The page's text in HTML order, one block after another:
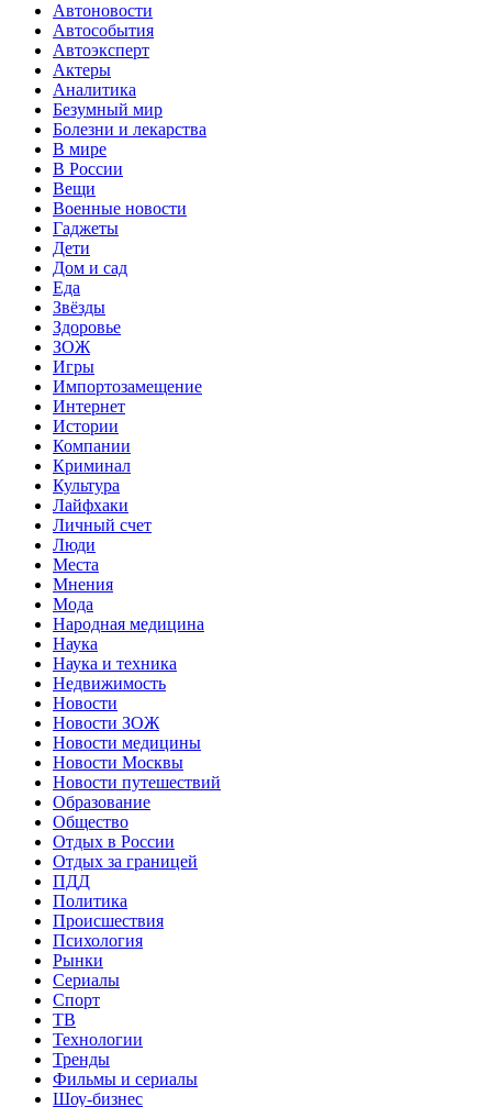
Автоновости
Автособытия
Автоэксперт
Актеры
Аналитика
Безумный мир
Болезни и лекарства
В мире
В России
Вещи
Военные новости
Гаджеты
Дети
Дом и сад
Еда
Звёзды
Здоровье
ЗОЖ
Игры
Импортозамещение
Интернет
Истории
Компании
Криминал
Культура
Лайфхаки
Личный счет
Люди
Места
Мнения
Мода
Народная медицина
Наука
Наука и техника
Недвижимость
Новости
Новости ЗОЖ
Новости медицины
Новости Москвы
Новости путешествий
Образование
Общество
Отдых в России
Отдых за границей
ПДД
Политика
Происшествия
Психология
Рынки
Сериалы
Спорт
ТВ
Технологии
Тренды
Фильмы и сериалы
Шоу-бизнес